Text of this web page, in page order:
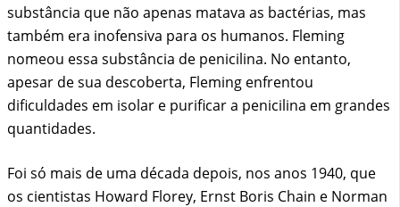
substância que não apenas matava as bactérias, mas
também era inofensiva para os humanos. Fleming
nomeou essa substância de penicilina. No entanto,
apesar de sua descoberta, Fleming enfrentou
dificuldades em isolar e purificar a penicilina em grandes
quantidades.
Foi só mais de uma década depois, nos anos 1940, que
os cientistas Howard Florey, Ernst Boris Chain e Norman